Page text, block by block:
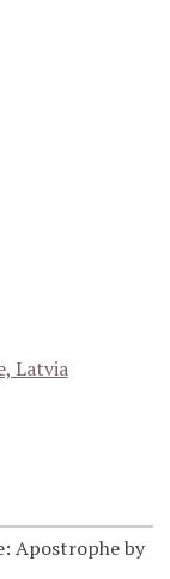
Latvia
Apostrophe by